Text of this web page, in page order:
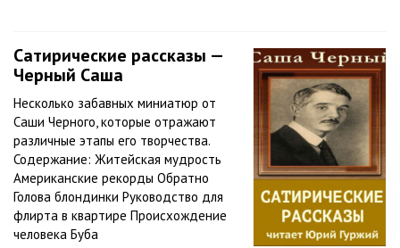
Сатирические рассказы —
Черный Саша
Несколько забавных миниатюр от
Саши Черного, которые отражают
различные этапы его творчества.
Содержание: Житейская мудрость
Американские рекорды Обратно
Голова блондинки Руководство для
флирта в квартире Происхождение
человека Буба